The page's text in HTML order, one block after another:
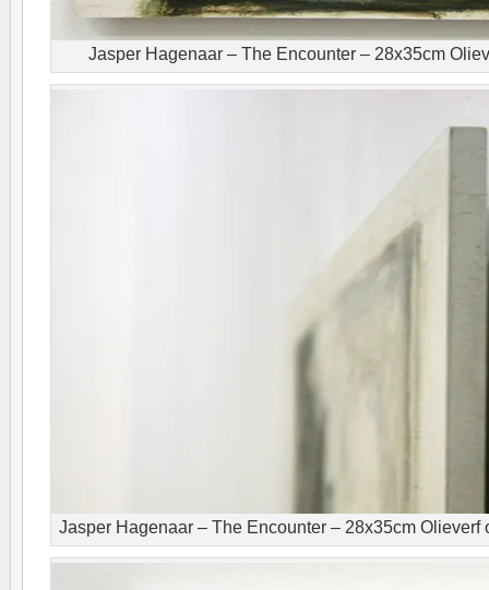
Jasper Hagenaar – The Encounter – 28x35cm
Jasper Hagenaar – The Encounter – 28x35cm